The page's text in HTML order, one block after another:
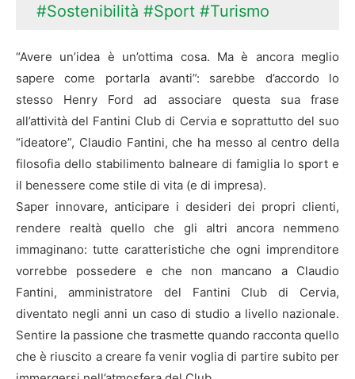
#Sostenibilità #Sport #Turismo
“Avere un’idea è un’ottima cosa. Ma è ancora meglio
sapere come portarla avanti”: sarebbe d’accordo lo
stesso Henry Ford ad associare questa sua frase
all’attività del Fantini Club di Cervia e soprattutto del suo
“ideatore”, Claudio Fantini, che ha messo al centro della
filosofia dello stabilimento balneare di famiglia lo sport e
il benessere come stile di vita (e di impresa).
Saper innovare, anticipare i desideri dei propri clienti,
rendere realtà quello che gli altri ancora nemmeno
immaginano: tutte caratteristiche che ogni imprenditore
vorrebbe possedere e che non mancano a Claudio
Fantini, amministratore del Fantini Club di Cervia,
diventato negli anni un caso di studio a livello nazionale.
Sentire la passione che trasmette quando racconta quello
che è riuscito a creare fa venir voglia di partire subito per